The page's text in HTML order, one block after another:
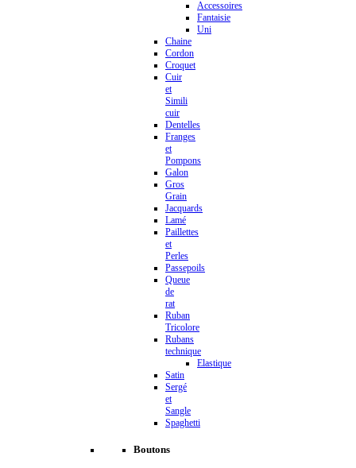
Accessoires
Fantaisie
Uni
Chaine
Cordon
Croquet
Cuir
et
Simili
cuir
Dentelles
Franges
et
Pompons
Galon
Gros
Grain
Jacquards
Lamé
Paillettes
et
Perles
Passepoils
Queue
de
rat
Ruban
Tricolore
Rubans
technique
Elastique
Satin
Sergé
et
Sangle
Spaghetti
Boutons